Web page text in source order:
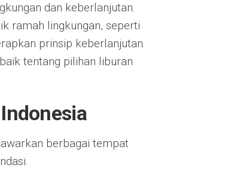
dan keberlanjutan.
ramah lingkungan, seperti
prinsip keberlanjutan
tentang pilihan liburan
berbagai tempat